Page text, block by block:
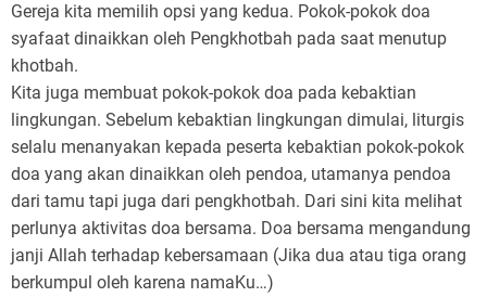
Gereja kita memilih opsi yang kedua. Pokok-pokok doa
syafaat dinaikkan oleh Pengkhotbah pada saat menutup
khotbah.
Kita juga membuat pokok-pokok doa pada kebaktian
lingkungan. Sebelum kebaktian lingkungan dimulai, liturgis
selalu menanyakan kepada peserta kebaktian pokok-pokok
doa yang akan dinaikkan oleh pendoa, utamanya pendoa
dari tamu tapi juga dari pengkhotbah. Dari sini kita melihat
perlunya aktivitas doa bersama. Doa bersama mengandung
janji Allah terhadap kebersamaan (Jika dua atau tiga orang
berkumpul oleh karena namaKu…)